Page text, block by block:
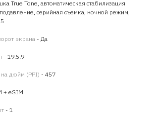
True Tone, автоматическая стабилизация
серийная съемка, ночной режим,
экрана - Да
- 19.5:9
на дюйм (PPI) - 457
+ eSIM
- 1